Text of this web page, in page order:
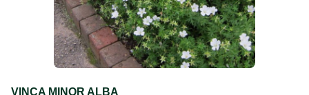
VINCA MINOR ALBA